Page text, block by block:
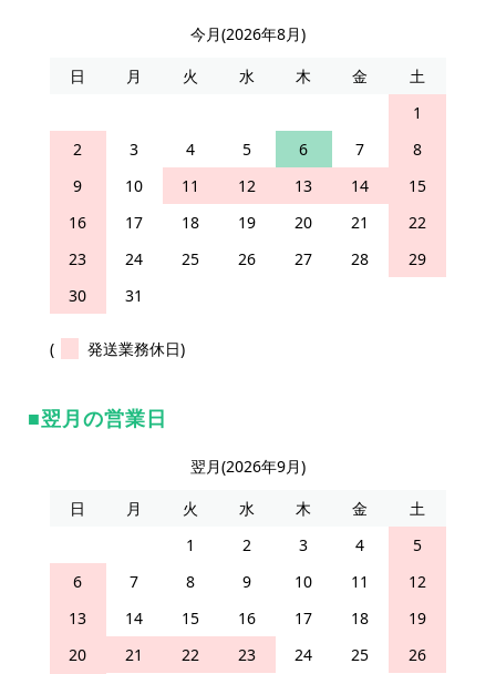
今月(2026年8月)
日
月 火 水 木 金
土
1
2
3 4 5 6 7
8
9
10 11 12 13 14
15
16
17 18 19 20 21
22
23
24 25 26 27 28
29
30
31
( 発送業務休日)
翌月の営業日
翌月(2026年9月)
日
月 火 水 木 金
土
1
2 3 4
5
6
7 8 9 10 11
12
13
14 15 16 17 18
19
20
21 22 23 24 25
26